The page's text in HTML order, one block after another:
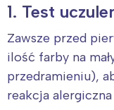
1. Test
Zawsze przed
ilość farby na
przedramieniu),
reakcja
Warszawa
Łódź
Trójmiasto
Poznań